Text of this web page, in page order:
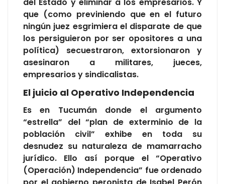
que (como previniendo que en el futuro
ningún juez esgrimiera el disparate de que
los persiguieron por ser opositores a una
política) secuestraron, extorsionaron y
asesinaron a militares, jueces,
empresarios y sindicalistas.
El juicio al Operativo Independencia
Es en Tucumán donde el argumento
“estrella” del “plan de exterminio de la
población civil” exhibe en toda su
desnudez su naturaleza de mamarracho
jurídico. Ello así porque el “Operativo
(Operación) Independencia” fue ordenado